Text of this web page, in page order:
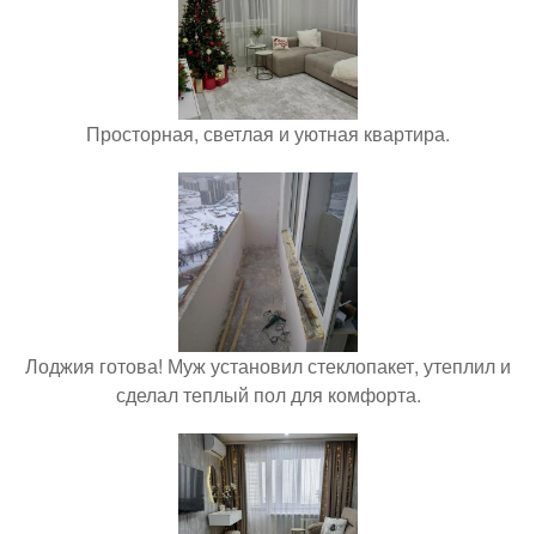
Просторная, светлая и уютная квартира.
Лоджия готова! Муж установил стеклопакет, утеплил и
сделал теплый пол для комфорта.